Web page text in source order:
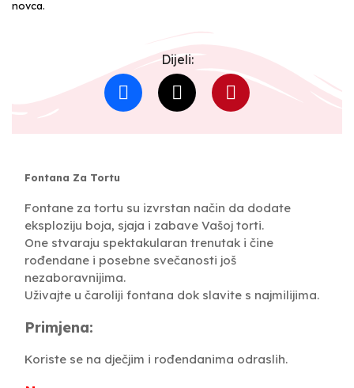
novca.
Dijeli:
Fontana Za Tortu
Fontane za tortu su izvrstan način da dodate
eksploziju boja, sjaja i zabave Vašoj torti.
One stvaraju spektakularan trenutak i čine
rođendane i posebne svečanosti još
nezaboravnijima.
Uživajte u čaroliji fontana dok slavite s najmilijima.
Primjena:
Koriste se na dječjim i rođendanima odraslih.